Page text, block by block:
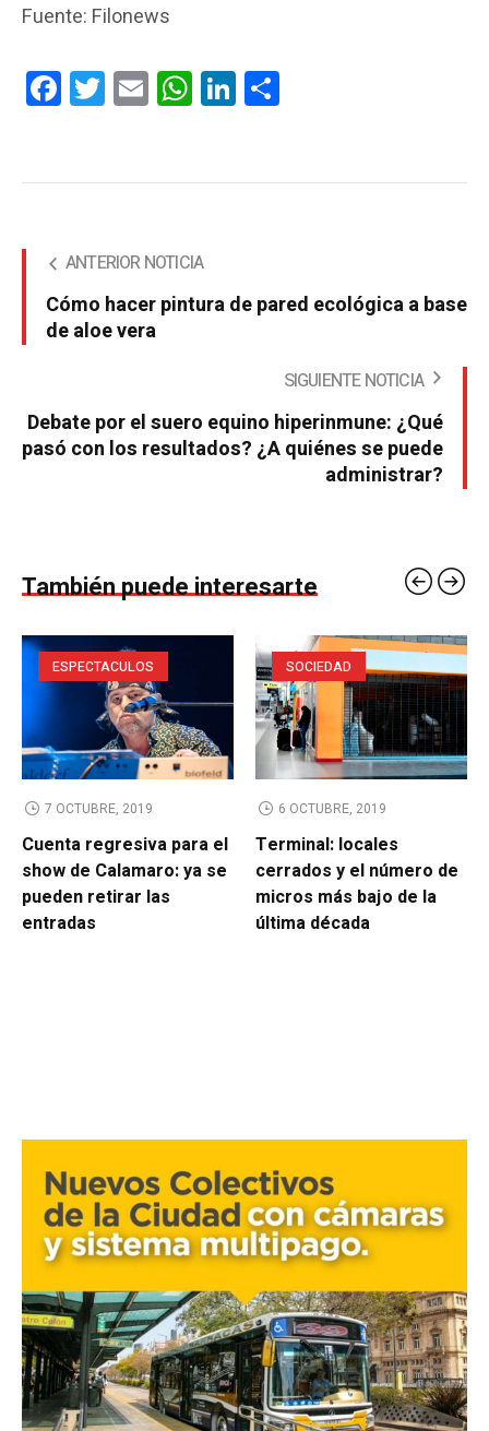
Fuente: Filonews
FacebookTwitterEmail WhatsAppLinkedIn
ANTERIOR NOTICIA
Cómo hacer pintura de pared ecológica a base
de aloe vera
SIGUIENTE NOTICIA
Debate por el suero equino hiperinmune: ¿Qué
pasó con los resultados? ¿A quiénes se puede
administrar?
También puede interesarte
ESPECTACULOS
7 OCTUBRE, 2019
Cuenta regresiva para el
show de Calamaro: ya se
pueden retirar las
entradas
SOCIEDAD
6 OCTUBRE, 2019
Terminal: locales
cerrados y el número de
micros más bajo de la
última década